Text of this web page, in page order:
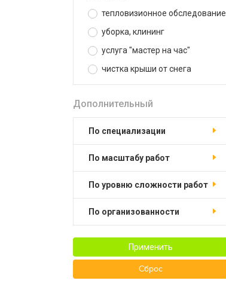
тепловизионное обследование
уборка, клининг
услуга "мастер на час"
чистка крыши от снега
Дополнительный
по специализации
по масштабу работ
по уровню сложности работ
по организованности
Применить
Сброс